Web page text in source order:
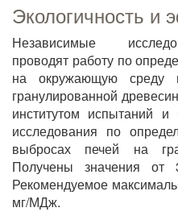
Экологичность и
Независимые
проводят работу по
на окружающую
гранулированной
институтом испытаний и
исследования по
выбросах печей на
Получены значения
Рекомендуемое
мг/МДж.